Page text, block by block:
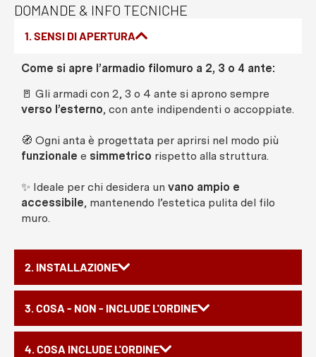
DOMANDE & INFO TECNICHE
1. SENSI DI APERTURA
2. INSTALLAZIONE
3. COSA - NON - INCLUDE L'ORDINE
4. COSA INCLUDE L'ORDINE
Come si apre l’armadio filomuro a 2, 3 o 4 ante:
🚪 Gli armadi con 2, 3 o 4 ante si aprono sempre
verso l’esterno, con ante indipendenti o accoppiate.
🧭 Ogni anta è progettata per aprirsi nel modo più
funzionale e simmetrico rispetto alla struttura.
✨ Ideale per chi desidera un vano ampio e
accessibile, mantenendo l’estetica pulita del filo
muro.